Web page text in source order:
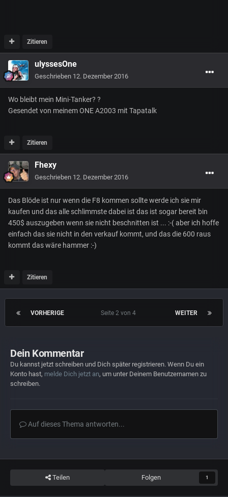
Zitieren
ulyssesOne
Geschrieben 12. Dezember 2016
Wo bleibt mein Mini-Tanker? ?
Gesendet von meinem ONE A2003 mit Tapatalk
Zitieren
Fhexy
Geschrieben 12. Dezember 2016
Das Blöde ist nur wenn die F8 kommen sollte werde ich sie mir
kaufen und das alle schlimmste dabei ist das ist sogar bereit bin
450$ auszugeben wenn sie nicht beschnitten ist ... :-( aber ich hoffe
einfach das sie nicht in den verkauf kommt, und das die 600 raus
kommt das wäre hammer :-)
Zitieren
VORHERIGE WEITER
Seite 2 von 4
Dein Kommentar
Du kannst jetzt schreiben und Dich später registrieren. Wenn Du ein
Konto hast, melde Dich jetzt an, um unter Deinem Benutzernamen zu
schreiben.
Auf dieses Thema antworten...
Teilen Folgen 1